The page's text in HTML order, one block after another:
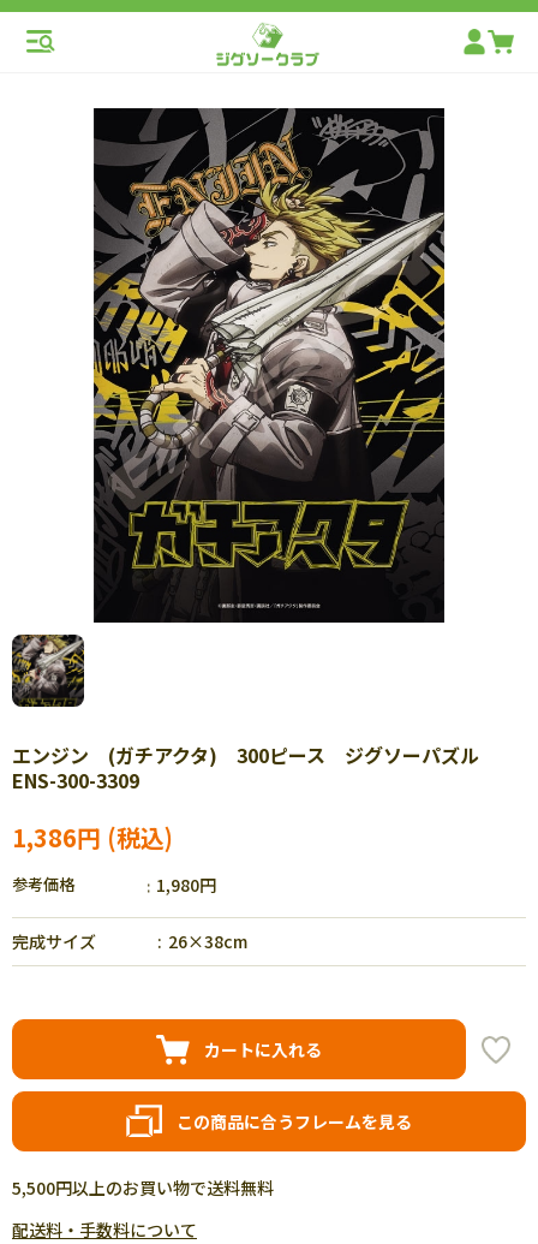
エンジン (ガチアクタ) 300ピース ジグソーパズル
ENS-300-3309
1,386円
参考価格 1,980円
完成サイズ 26×38cm
カートに入れる
この商品に合うフレームを見る
5,500円以上のお買い物で送料無料
配送料・手数料について